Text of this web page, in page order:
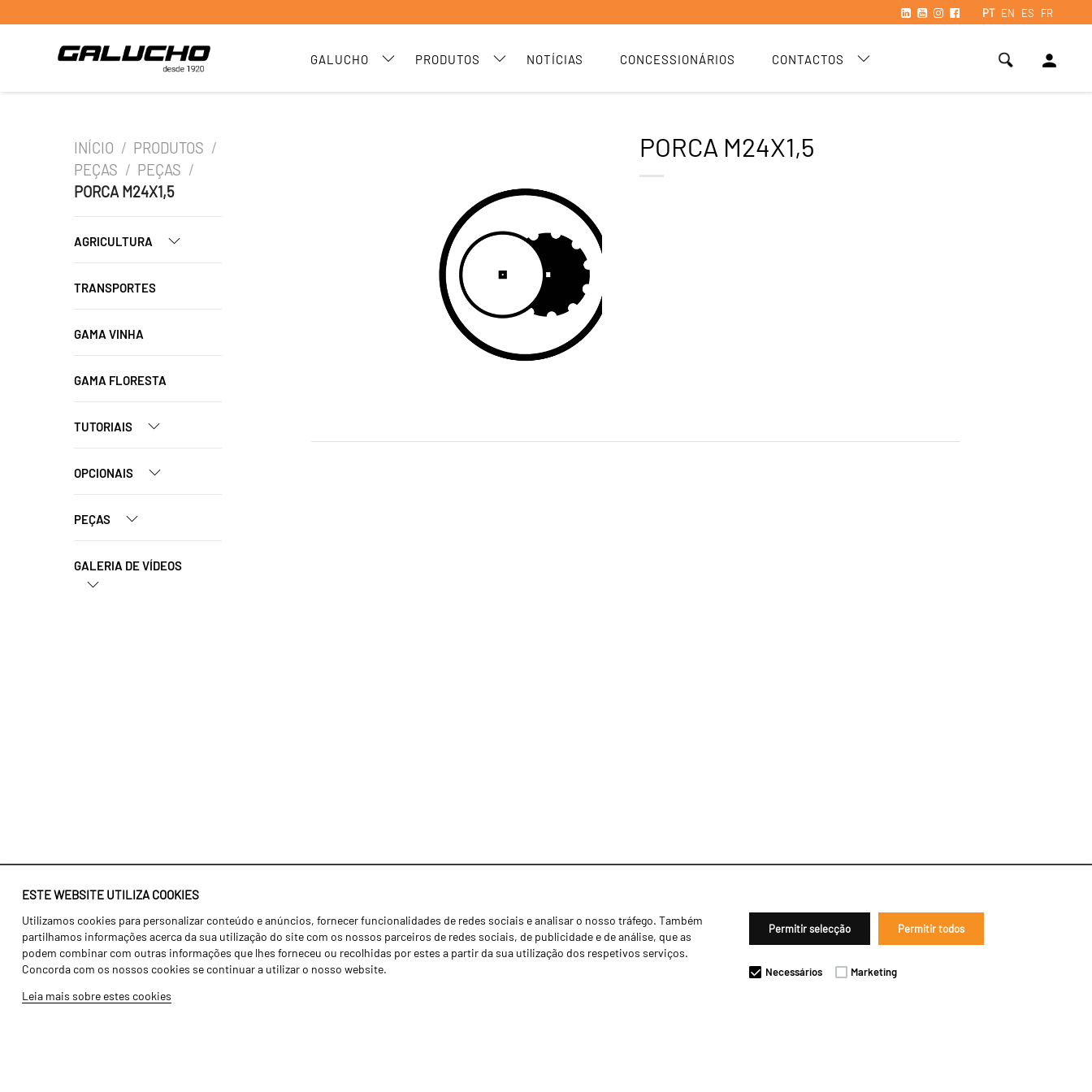
PT EN ES FR
GALUCHO PRODUTOS NOTÍCIAS CONCESSIONÁRIOS CONTACTOS person
ESTE WEBSITE UTILIZA COOKIES
Utilizamos cookies para personalizar conteúdo e anúncios, fornecer funcionalidades de redes sociais e analisar o nosso tráfego. Também
partilhamos informações acerca da sua utilização do site com os nossos parceiros de redes sociais, de publicidade e de análise, que as
podem combinar com outras informações que lhes forneceu ou recolhidas por estes a partir da sua utilização dos respetivos serviços.
Concorda com os nossos cookies se continuar a utilizar o nosso website.
Leia mais sobre estes cookies
Permitir selecção Permitir todos
Necessários Marketing
INÍCIO / PRODUTOS /
PEÇAS / PEÇAS /
PORCA M24X1,5
AGRICULTURA
TRANSPORTES
GAMA VINHA
GAMA FLORESTA
TUTORIAIS
OPCIONAIS
PEÇAS
GALERIA DE VÍDEOS
PORCA M24X1,5
Identidade
História
Fábrica / Produção
Recursos Humanos
Agricultura
Transportes
Gama Floresta
Notícias
Concessionários